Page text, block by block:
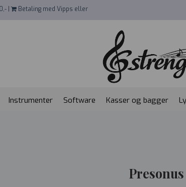
|
Betaling med Vipps eller
Instrumenter Software Kasser og bagger
Presonus